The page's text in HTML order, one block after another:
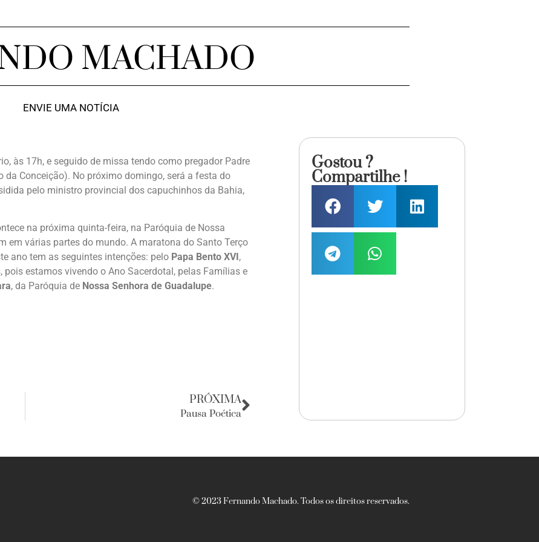
MACHADO
ENVIE UMA NOTÍCIA
às 17h, e seguido de missa tendo como pregador Padre
da Conceição). No próximo domingo, será a festa do
pelo ministro provincial dos capuchinhos da Bahia,
na próxima quinta-feira, na Paróquia de Nossa
em várias partes do mundo. A maratona do Santo Terço
ano tem as seguintes intenções: pelo Papa Bento XVI ,
estamos vivendo o Ano Sacerdotal, pelas Famílias e
, da Paróquia de Nossa Senhora de Guadalupe.
PRÓXIMA
Pausa Poética
Gostou ?
Compartilhe !
© 2023 Fernando Machado. Todos os direitos reservados.